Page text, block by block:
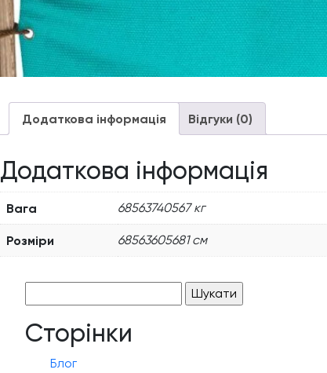
Додаткова інформація Відгуки (0)
Додаткова інформація
Вага 68563740567 кг
Розміри 68563605681 см
Сторінки
Блог